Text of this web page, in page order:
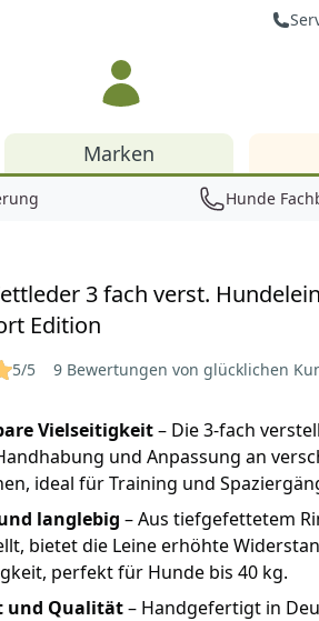
Marken
Hunde
3 fach verst.
Edition
5/5 9 Bewertungen von glücklichen
Vielseitigkeit– Die 3-fach
und Anpassung an
ideal für Training und
langlebig – Aus tiefgefettetem
bietet die Leine erhöhte
perfekt für Hunde bis 40 kg.
und Qualität– Handgefertigt in